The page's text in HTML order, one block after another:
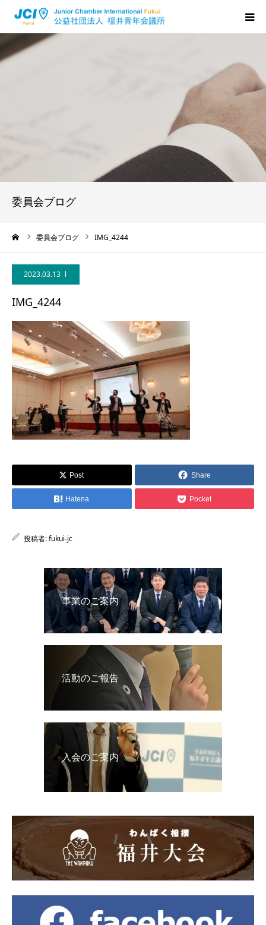
委員会ブログ
委員会ブログ IMG_4244
2023.03.13
IMG_4244
Post Share
Hatena Pocket
投稿者:fukui-jc
事業のご案内
活動のご報告
入会のご案内